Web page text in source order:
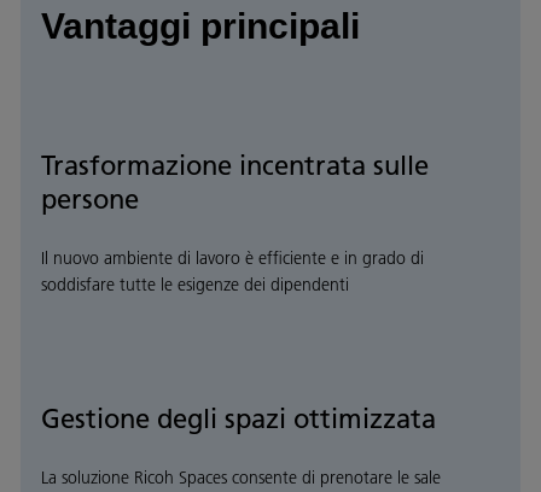
Vantaggi principali
Trasformazione incentrata sulle
persone
Il nuovo ambiente di lavoro è efficiente e in grado di
soddisfare tutte le esigenze dei dipendenti
Gestione degli spazi ottimizzata
La soluzione Ricoh Spaces consente di prenotare le sale